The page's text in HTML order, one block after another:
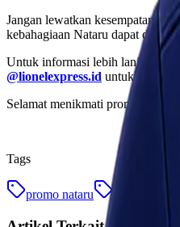
Jangan lewatkan kesempatan
kebahagiaan Nataru dapat
Untuk informasi lebih lanjut,
@lionelexpress.id untuk
Selamat menikmati promo
Tags
promo nataru